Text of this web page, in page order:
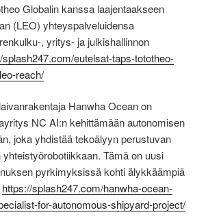
Globalin kanssa laajentaakseen
(LEO) yhteyspalveluidensa
, yritys- ja julkishallinnon
splash247.com/eutelsat-taps-tototheo-
reach/
Hanwha Ocean on
NC AI:n kehittämään autonomisen
joka yhdistää tekoälyyn perustuvan
Tämä on uusi
pyrkimyksissä kohti älykkäämpiä
https://splash247.com/hanwha-ocean-
for-autonomous-shipyard-project/